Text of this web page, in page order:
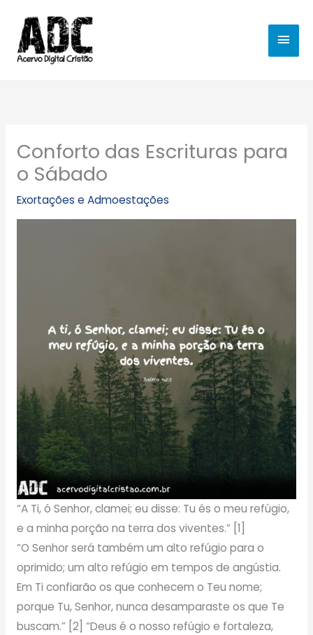
para
conteúdo
Conforto das Escrituras para
o Sábado
Exortações e Admoestações
“A Ti, ó Senhor, clamei; eu disse: Tu és o meu refúgio,
e a minha porção na terra dos viventes.” [1]
“O Senhor será também um alto refúgio para o
oprimido; um alto refúgio em tempos de angústia.
Em Ti confiarão os que conhecem o Teu nome;
porque Tu, Senhor, nunca desamparaste os que Te
buscam.” [2] “Deus é o nosso refúgio e fortaleza,